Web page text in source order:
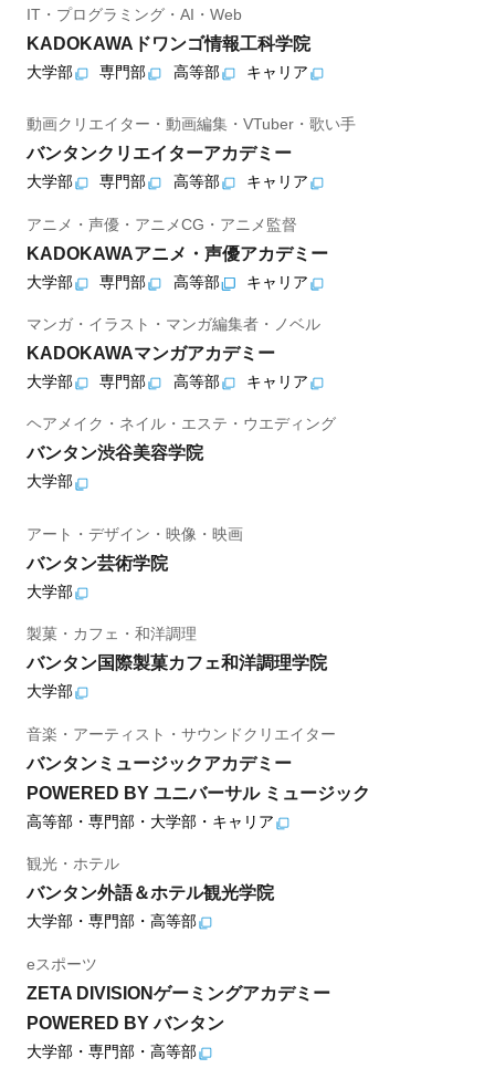
IT・プログラミング・AI・Web
KADOKAWAドワンゴ情報工科学院
大学部 専門部 高等部 キャリア
動画クリエイター・動画編集・VTuber・歌い手
バンタンクリエイターアカデミー
大学部 専門部 高等部 キャリア
アニメ・声優・アニメCG・アニメ監督
KADOKAWAアニメ・声優アカデミー
大学部 専門部 高等部 キャリア
マンガ・イラスト・マンガ編集者・ノベル
KADOKAWAマンガアカデミー
大学部 専門部 高等部 キャリア
ヘアメイク・ネイル・エステ・ウエディング
バンタン渋谷美容学院
大学部
アート・デザイン・映像・映画
バンタン芸術学院
大学部
製菓・カフェ・和洋調理
バンタン国際製菓カフェ和洋調理学院
大学部
音楽・アーティスト・サウンドクリエイター
バンタンミュージックアカデミー
POWERED BY ユニバーサル ミュージック
高等部・専門部・大学部・キャリア
観光・ホテル
バンタン外語＆ホテル観光学院
大学部・専門部・高等部
eスポーツ
ZETA DIVISIONゲーミングアカデミー
POWERED BY バンタン
大学部・専門部・高等部